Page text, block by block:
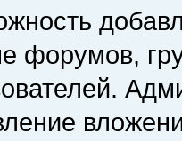
форумов,